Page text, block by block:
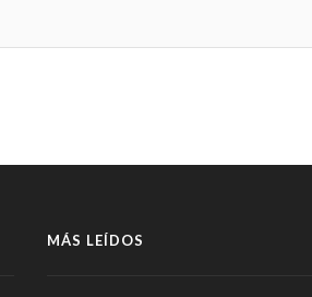
MÁS LEÍDOS